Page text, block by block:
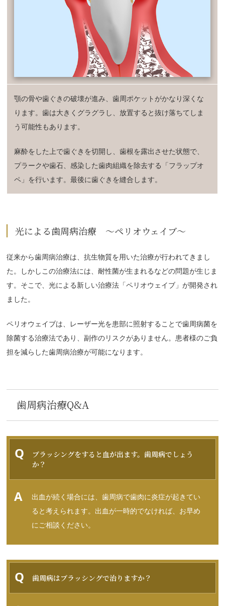
顎の骨や歯ぐきの破壊が進み、歯周ポケットがかなり深くな
ります。歯は大きくグラグラし、放置すると抜け落ちてしま
う可能性もあります。
麻酔をした上で歯ぐきを切開し、歯根を露出させた状態で、
プラークや歯石、感染した歯肉組織を除去する「フラップオ
ペ」を行います。最後に歯ぐきを縫合します。
光による歯周病治療 ～ペリオウェイブ～
従来から歯周病治療は、抗生物質を用いた治療が行われてきまし
た。しかしこの治療法には、耐性菌が生まれるなどの問題が生じま
す。そこで、光による新しい治療法「ペリオウェイブ」が開発され
ました。
ペリオウェイブは、レーザー光を患部に照射することで歯周病菌を
除菌する治療法であり、副作のリスクがありません。患者様のご負
担を減らした歯周病治療が可能になります。
歯周病治療Q&A
ブラッシングをすると血が出ます。歯周病でしょう
か？
出血が続く場合には、歯周病で歯肉に炎症が起きてい
ると考えられます。出血が一時的でなければ、お早め
にご相談ください。
歯周病はブラッシングで治りますか？